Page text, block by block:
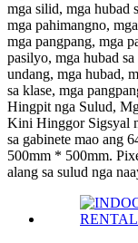
mga silid, mga hubad
mga pahimangno,
mga pangpang, mga
pasilyo, mga hubad
undang, mga hubad,
sa klase, mga
Hingpit nga Sulud,
Kini Hinggor Sigsyal
sa gabinete mao ang
500mm * 500mm.
alang sa sulud nga